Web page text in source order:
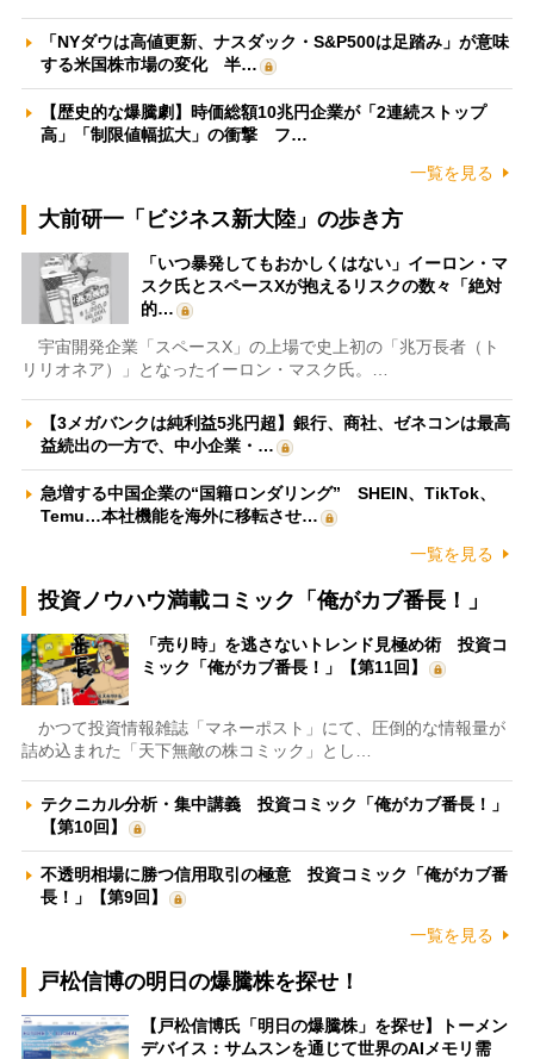
「NYダウは高値更新、ナスダック・S&P500は足踏み」が意味
する米国株市場の変化 半…
【歴史的な爆騰劇】時価総額10兆円企業が「2連続ストップ
高」「制限値幅拡大」の衝撃 フ…
一覧を見る
大前研一「ビジネス新大陸」の歩き方
「いつ暴発してもおかしくはない」イーロン・マ
スク氏とスペースXが抱えるリスクの数々「絶対
的…
宇宙開発企業「スペースX」の上場で史上初の「兆万長者（ト
リリオネア）」となったイーロン・マスク氏。…
【3メガバンクは純利益5兆円超】銀行、商社、ゼネコンは最高
益続出の一方で、中小企業・…
急増する中国企業の“国籍ロンダリング” SHEIN、TikTok、
Temu…本社機能を海外に移転させ…
一覧を見る
投資ノウハウ満載コミック「俺がカブ番長！」
「売り時」を逃さないトレンド見極め術 投資コ
ミック「俺がカブ番長！」【第11回】
かつて投資情報雑誌「マネーポスト」にて、圧倒的な情報量が
詰め込まれた「天下無敵の株コミック」とし…
テクニカル分析・集中講義 投資コミック「俺がカブ番長！」
【第10回】
不透明相場に勝つ信用取引の極意 投資コミック「俺がカブ番
長！」【第9回】
一覧を見る
戸松信博の明日の爆騰株を探せ！
【戸松信博氏「明日の爆騰株」を探せ】トーメン
デバイス：サムスンを通じて世界のAIメモリ需